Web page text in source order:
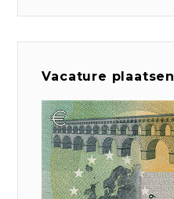
Vacature plaatsen